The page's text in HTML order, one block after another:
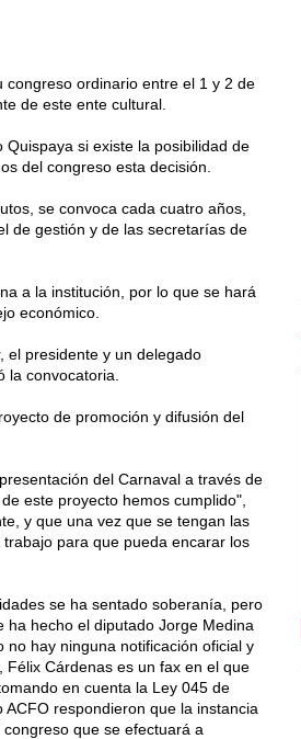
congreso ordinario entre el 1 y 2 de
de este ente cultural.
si existe la posibilidad de
del congreso esta decisión.
se convoca cada cuatro años,
de gestión y de las secretarías de
a la institución, por lo que se hará
económico.
el presidente y un delegado
convocatoria.
de promoción y difusión del
del Carnaval a través de
este proyecto hemos cumplido",
y que una vez que se tengan las
para que pueda encarar los
se ha sentado soberanía, pero
hecho el diputado Jorge Medina
hay ninguna notificación oficial y
Cárdenas es un fax en el que
en cuenta la Ley 045 de
respondieron que la instancia
que se efectuará a